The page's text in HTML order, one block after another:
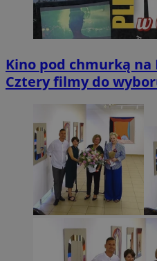
Kino pod chmurką na
Cztery filmy do